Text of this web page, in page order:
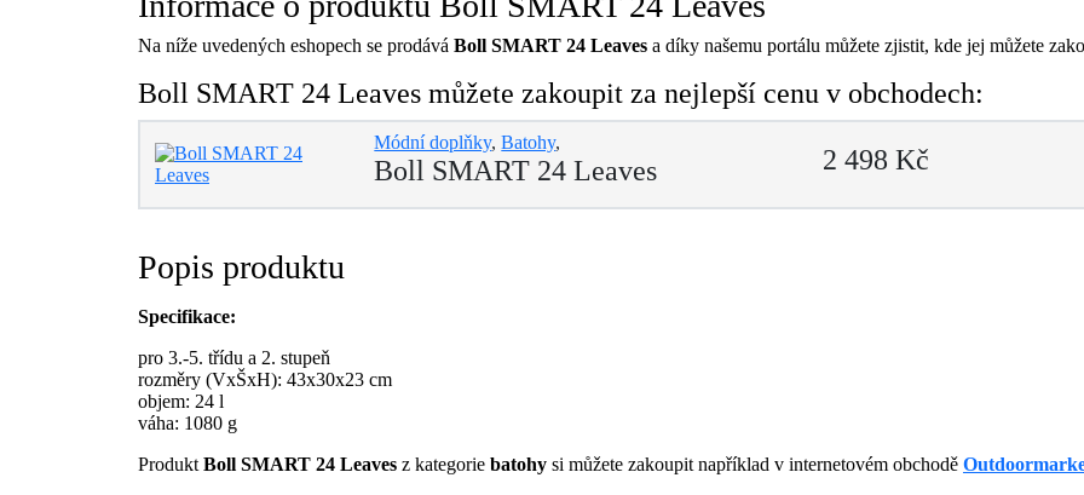
Na níže uvedených eshopech se prodává Boll SMART 24 Leaves a díky našemu portálu můžete zjistit, kde jej můžete
Boll SMART 24 Leaves můžete zakoupit za nejlepší cenu v obchodech:
Módní doplňky,Batohy,
Boll SMART 24 Leaves 2 498 Kč
Popis produktu
Specifikace:
pro 3.-5. třídu a 2. stupeň
rozměry (VxŠxH): 43x30x23 cm
objem: 24 l
váha: 1080 g
Produkt Boll SMART 24 Leaves z kategorie batohy si můžete zakoupit například v internetovém obchodě